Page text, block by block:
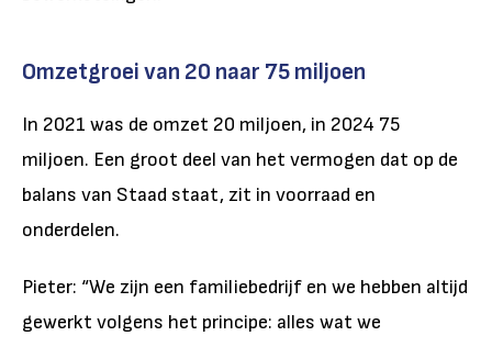
Omzetgroei van 20 naar 75 miljoen
In 2021 was de omzet 20 miljoen, in 2024 75
miljoen. Een groot deel van het vermogen dat op de
balans van Staad staat, zit in voorraad en
onderdelen.
Pieter: “We zijn een familiebedrijf en we hebben altijd
gewerkt volgens het principe: alles wat we